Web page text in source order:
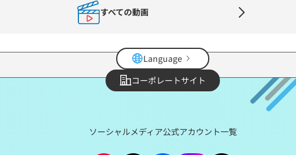
すべての動画
Language
コーポレートサイト
ソーシャルメディア公式アカウント一覧